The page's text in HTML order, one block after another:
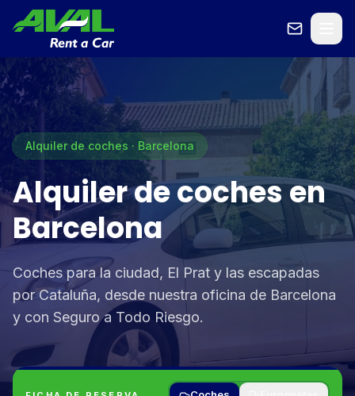
Alquiler de coches · Barcelona
Alquiler de coches en
Barcelona
Coches para la ciudad, El Prat y las escapadas
por Cataluña, desde nuestra oficina de Barcelona
y con Seguro a Todo Riesgo.